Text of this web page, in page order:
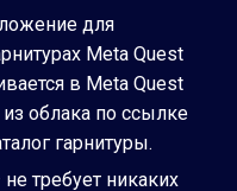
для
Meta Quest
в Meta Quest
облака по ссылке
гарнитуры.
требует никаких